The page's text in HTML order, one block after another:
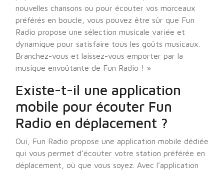
nouvelles chansons ou pour écouter vos morceaux
préférés en boucle, vous pouvez être sûr que Fun
Radio propose une sélection musicale variée et
dynamique pour satisfaire tous les goûts musicaux.
Branchez-vous et laissez-vous emporter par la
musique envoûtante de Fun Radio ! »
Existe-t-il une application
mobile pour écouter Fun
Radio en déplacement ?
Oui, Fun Radio propose une application mobile dédiée
qui vous permet d’écouter votre station préférée en
déplacement, où que vous soyez. Avec l’application